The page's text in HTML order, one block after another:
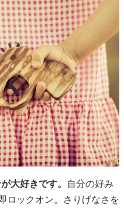
大好きです。 自分の好み
ロックオン。さりげなさを